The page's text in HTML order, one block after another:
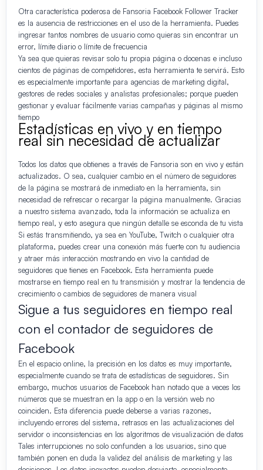
Otra característica poderosa de Fansoria Facebook Follower Tracker
es la ausencia de restricciones en el uso de la herramienta. Puedes
ingresar tantos nombres de usuario como quieras sin encontrar un
error, límite diario o límite de frecuencia
Ya sea que quieras revisar solo tu propia página o docenas e incluso
cientos de páginas de competidores, esta herramienta te servirá. Esto
es especialmente importante para agencias de marketing digital,
gestores de redes sociales y analistas profesionales; porque pueden
gestionar y evaluar fácilmente varias campañas y páginas al mismo
tiempo
Estadísticas en vivo y en tiempo
real sin necesidad de actualizar
Todos los datos que obtienes a través de Fansoria son en vivo y están
actualizados. O sea, cualquier cambio en el número de seguidores
de la página se mostrará de inmediato en la herramienta, sin
necesidad de refrescar o recargar la página manualmente. Gracias
a nuestro sistema avanzado, toda la información se actualiza en
tiempo real, y esto asegura que ningún detalle se esconda de tu vista
Si estás transmitiendo, ya sea en YouTube, Twitch o cualquier otra
plataforma, puedes crear una conexión más fuerte con tu audiencia
y atraer más interacción mostrando en vivo la cantidad de
seguidores que tienes en Facebook. Esta herramienta puede
mostrarse en tiempo real en tu transmisión y mostrar la tendencia de
crecimiento o cambios de seguidores de manera visual
Sigue a tus seguidores en tiempo real
con el contador de seguidores de
Facebook
En el espacio online, la precisión en los datos es muy importante,
especialmente cuando se trata de estadísticas de seguidores. Sin
embargo, muchos usuarios de Facebook han notado que a veces los
números que se muestran en la app o en la versión web no
coinciden. Esta diferencia puede deberse a varias razones,
incluyendo errores del sistema, retrasos en las actualizaciones del
servidor o inconsistencias en los algoritmos de visualización de datos
Tales interrupciones no solo confunden a los usuarios, sino que
también ponen en duda la validez del análisis de marketing y las